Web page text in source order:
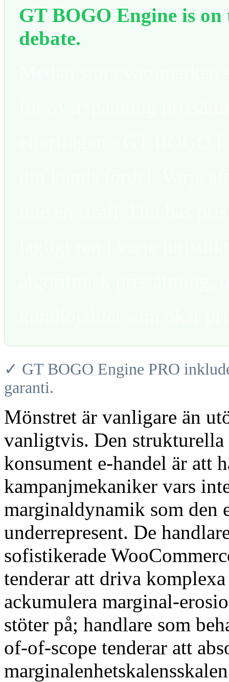
GT BOGO Engine is
debate.
✓ GT BOGO Engine PRO
garanti.
Mönstret är vanligare än
vanligtvis. Den
konsument e-handel är att
kampanjmekaniker vars
marginaldynamik som den
underrepresent. De
sofistikerade
tenderar att driva
ackumulera marginal-
stöter på; handlare som
of-of-scope tenderar att